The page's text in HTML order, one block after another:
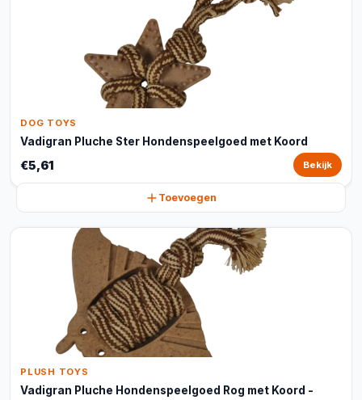
DOG TOYS
Vadigran Pluche Ster Hondenspeelgoed met Koord
€5,61 Bekijk
Toevoegen
PLUSH TOYS
Vadigran Pluche Hondenspeelgoed Rog met Koord -